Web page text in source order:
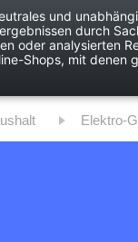
Baby
Elektro-
und
durch
oder analysierten
Shops, mit